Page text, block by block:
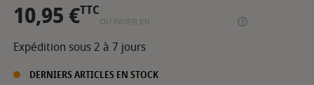
10,95 €TTC
OU PAYER EN
Expédition sous 2 à 7 jours
DERNIERS ARTICLES EN STOCK